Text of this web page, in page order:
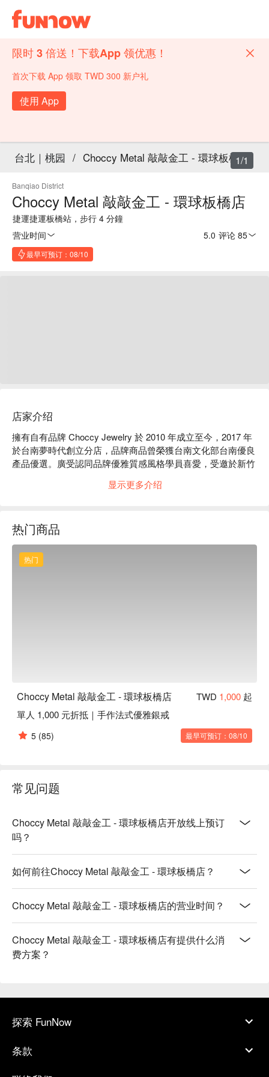
限时 3 倍送！下载App 领优惠！
首次下载 App 领取 TWD 300 新户礼
使用 App
台北｜桃园 / Choccy Metal 敲敲金工 - 環球板橋店
Banqiao District
Choccy Metal 敲敲金工 - 環球板橋店
捷運捷運板橋站，步行 4 分鐘
营业时间
5.0 评论 85
最早可预订：08/10
1/1
店家介绍
擁有自有品牌 Choccy Jewelry 於 2010 年成立至今，2017 年
於台南夢時代創立分店，品牌商品曾榮獲台南文化部台南優良
產品優選。廣受認同品牌優雅質感風格學員喜愛，受邀於新竹
感的體驗選擇。2016 年我們將質感工藝與詩意的設計與服
環境。
Choccy Metal 敲敲金工 - 環球板橋店體驗內容：金工體驗
Choccy Metal 敲敲金工 - 環球板橋店評價：Google 5 星好評
Choccy Metal 敲敲金工 - 環球板橋店推薦：交通便利，地點位
显示更多介绍
热门商品
热门
Choccy Metal 敲敲金工 - 環球板橋店 TWD 1,000 起
單人 1,000 元折抵｜手作法式優雅銀戒
5 (85) 最早可预订：08/10
常见问题
Choccy Metal 敲敲金工 - 環球板橋店开放线上预订
吗？
如何前往Choccy Metal 敲敲金工 - 環球板橋店？
Choccy Metal 敲敲金工 - 環球板橋店的营业时间？
Choccy Metal 敲敲金工 - 環球板橋店有提供什么消
费方案？
探索 FunNow
条款